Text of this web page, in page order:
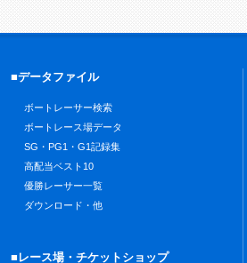
■データファイル
ボートレーサー検索
ボートレース場データ
SG・PG1・G1記録集
高配当ベスト10
優勝レーサー一覧
ダウンロード・他
■レース場・チケットショップ